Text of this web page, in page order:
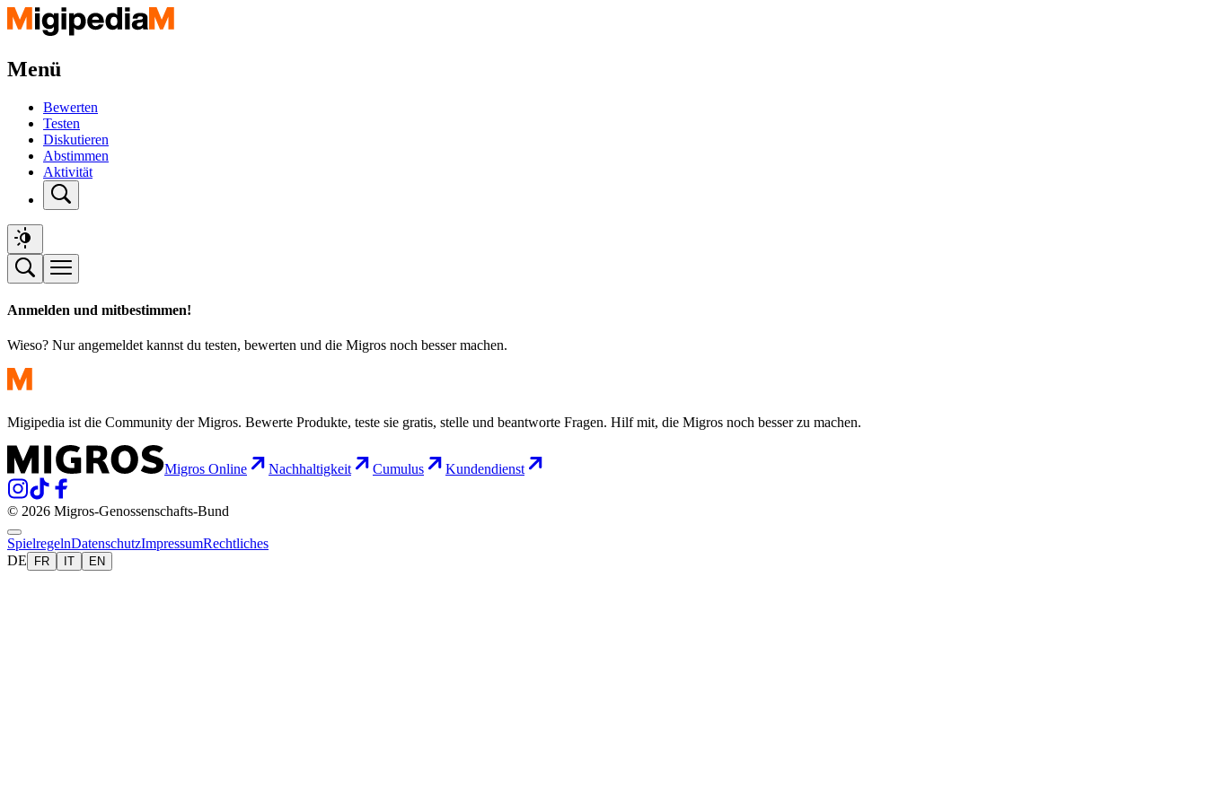
Menü
Bewerten
Testen
Diskutieren
Abstimmen
Aktivität
Anmelden und mitbestimmen!
Wieso? Nur angemeldet kannst du testen, bewerten und die Migros noch besser machen.
Migipedia ist die Community der Migros. Bewerte Produkte, teste sie gratis, stelle und beantworte Fragen. Hilf mit, die Migros noch besser zu machen.
Migros Online Nachhaltigkeit Cumulus Kundendienst
© 2026 Migros-Genossenschafts-Bund
SpielregelnDatenschutzImpressumRechtliches
DE
FR IT EN